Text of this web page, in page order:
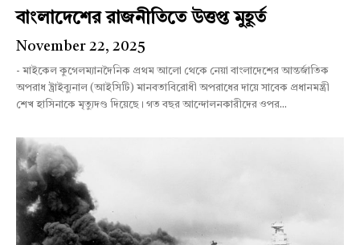
বাংলাদেশের রাজনীতিতে উত্তপ্ত মুহূর্ত
November 22, 2025
- মাইকেল কুগেলম্যানদৈনিক প্রথম আলো থেকে নেয়া বাংলাদেশের আন্তর্জাতিক
অপরাধ ট্রাইব্যুনাল (আইসিটি) মানবতাবিরোধী অপরাধের দায়ে সাবেক প্রধানমন্ত্রী
শেখ হাসিনাকে মৃত্যুদণ্ড দিয়েছে। গত বছর আন্দোলনকারীদের ওপর...